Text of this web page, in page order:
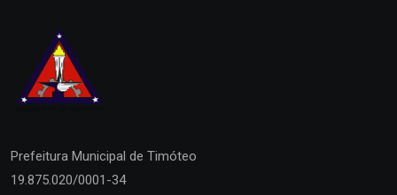
Prefeitura Municipal de Timóteo
19.875.020/0001-34